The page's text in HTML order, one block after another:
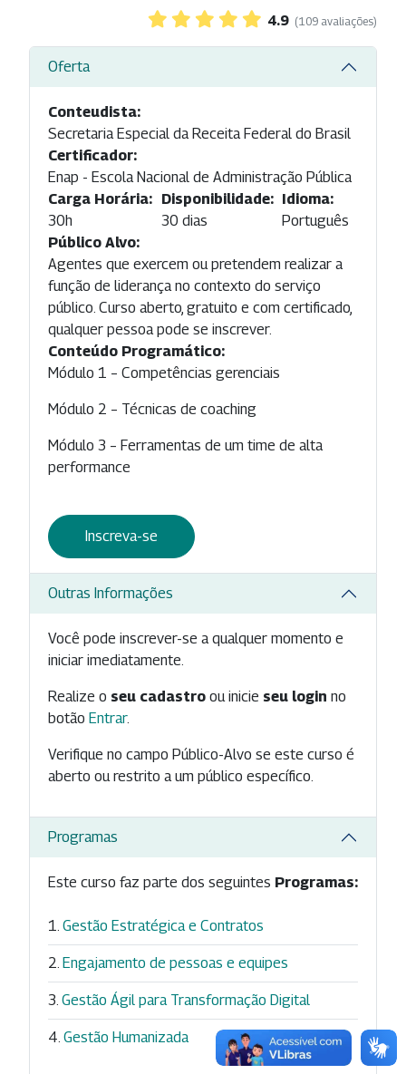
4.9 (109 avaliações)
Oferta
Conteudista:
Secretaria Especial da Receita Federal do Brasil
Certificador:
Enap - Escola Nacional de Administração Pública
Carga Horária:
30h
Disponibilidade:
30 dias
Idioma:
Português
Público Alvo:
Agentes que exercem ou pretendem realizar a
função de liderança no contexto do serviço
público. Curso aberto, gratuito e com certificado,
qualquer pessoa pode se inscrever.
Conteúdo Programático:
Módulo 1 – Competências gerenciais
Módulo 2 – Técnicas de coaching
Módulo 3 – Ferramentas de um time de alta
performance
Inscreva-se
Outras Informações
Você pode inscrever-se a qualquer momento e
iniciar imediatamente.
Realize o seu cadastro ou inicie seu login no
botão Entrar.
Verifique no campo Público-Alvo se este curso é
aberto ou restrito a um público específico.
Programas
Este curso faz parte dos seguintes Programas:
Gestão Estratégica e Contratos
Engajamento de pessoas e equipes
Gestão Ágil para Transformação Digital
Gestão Humanizada